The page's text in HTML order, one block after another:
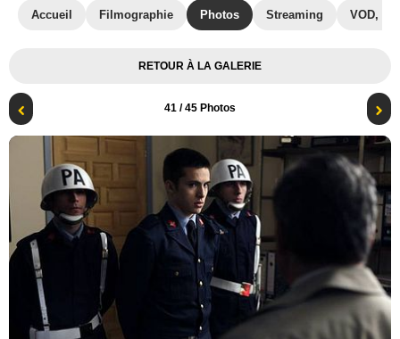
Accueil Filmographie Photos Streaming VOD,
RETOUR À LA GALERIE
41 / 45 Photos